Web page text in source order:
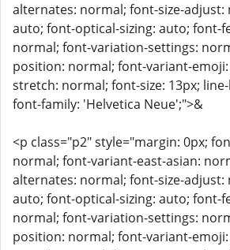
alternates: normal; font-size-adjust:
auto; font-optical-sizing: auto; font-
normal; font-variation-settings:
position: normal; font-variant-
stretch: normal; font-size: 13px;
font-family: 'Helvetica Neue';">&
<p class="p2" style="margin: 0px;
normal; font-variant-east-asian:
alternates: normal; font-size-adjust:
auto; font-optical-sizing: auto; font-
normal; font-variation-settings:
position: normal; font-variant-